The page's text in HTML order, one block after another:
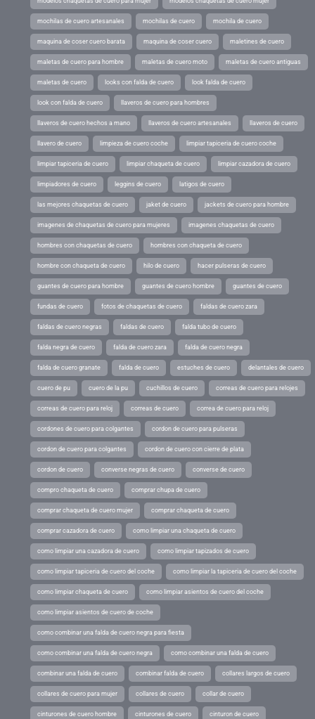
mochilas de cuero artesanales mochilas de cuero mochila de cuero
maquina de coser cuero barata maquina de coser cuero maletines de cuero
maletas de cuero para hombre maletas de cuero moto maletas de cuero antiguas
maletas de cuero looks con falda de cuero look falda de cuero
look con falda de cuero llaveros de cuero para hombres
llaveros de cuero hechos a mano llaveros de cuero artesanales llaveros de cuero
llavero de cuero limpieza de cuero coche limpiar tapiceria de cuero coche
limpiar tapiceria de cuero limpiar chaqueta de cuero limpiar cazadora de cuero
limpiadores de cuero leggins de cuero latigos de cuero
las mejores chaquetas de cuero jaket de cuero jackets de cuero para hombre
imagenes de chaquetas de cuero para mujeres imagenes chaquetas de cuero
hombres con chaquetas de cuero hombres con chaqueta de cuero
hombre con chaqueta de cuero hilo de cuero hacer pulseras de cuero
guantes de cuero para hombre guantes de cuero hombre guantes de cuero
fundas de cuero fotos de chaquetas de cuero faldas de cuero zara
faldas de cuero negras faldas de cuero falda tubo de cuero
falda negra de cuero falda de cuero zara falda de cuero negra
falda de cuero granate falda de cuero estuches de cuero delantales de cuero
cuero de pu cuero de la pu cuchillos de cuero correas de cuero para relojes
correas de cuero para reloj correas de cuero correa de cuero para reloj
cordones de cuero para colgantes cordon de cuero para pulseras
cordon de cuero para colgantes cordon de cuero con cierre de plata
cordon de cuero converse negras de cuero converse de cuero
compro chaqueta de cuero comprar chupa de cuero
comprar chaqueta de cuero mujer comprar chaqueta de cuero
comprar cazadora de cuero como limpiar una chaqueta de cuero
como limpiar una cazadora de cuero como limpiar tapizados de cuero
como limpiar tapiceria de cuero del coche como limpiar la tapiceria de cuero del coche
como limpiar chaqueta de cuero como limpiar asientos de cuero del coche
como limpiar asientos de cuero de coche
como combinar una falda de cuero negra para fiesta
como combinar una falda de cuero negra como combinar una falda de cuero
combinar una falda de cuero combinar falda de cuero collares largos de cuero
collares de cuero para mujer collares de cuero collar de cuero
cinturones de cuero hombre cinturones de cuero cinturon de cuero